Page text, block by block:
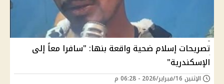
تصريحات إسلام ضحية واقعة بنها: "سافرا معاً إلى
الإسكندرية"
الإثنين 16/فبراير/2026 - 06:28 م